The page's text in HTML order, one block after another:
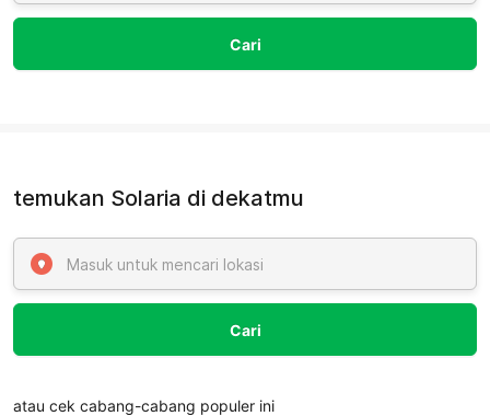
Cari
temukan Solaria di dekatmu
Cari
atau cek cabang-cabang populer ini